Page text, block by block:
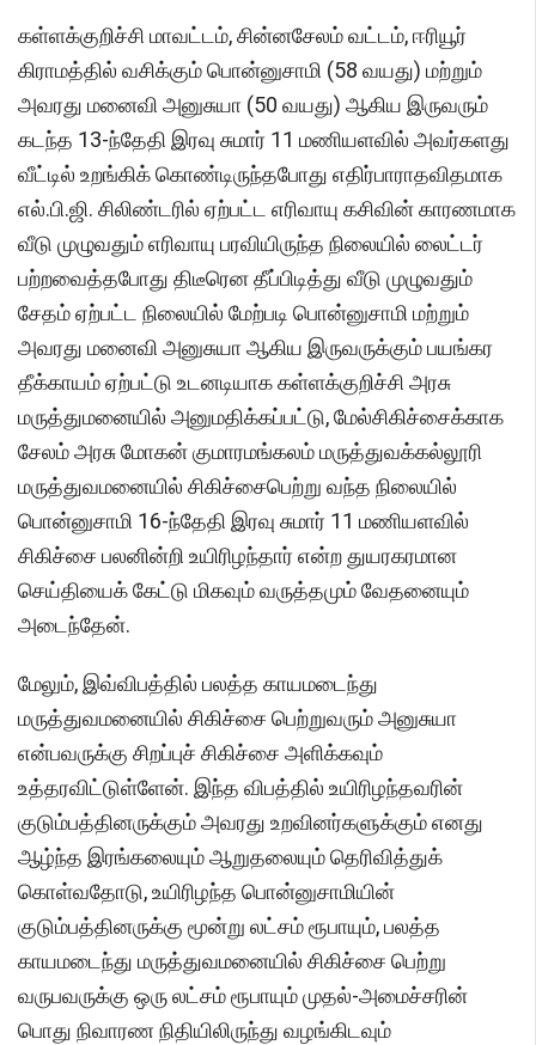
கள்ளக்குறிச்சி மாவட்டம், சின்னசேலம் வட்டம், ஈரியூர்
கிராமத்தில் வசிக்கும் பொன்னுசாமி (58 வயது) மற்றும்
அவரது மனைவி அனுசுயா (50 வயது) ஆகிய இருவரும்
கடந்த 13-ந்தேதி இரவு சுமார் 11 மணியளவில் அவர்களது
வீட்டில் உறங்கிக் கொண்டிருந்தபோது எதிர்பாராதவிதமாக
எல்.பி.ஜி. சிலிண்டரில் ஏற்பட்ட எரிவாயு கசிவின் காரணமாக
வீடு முழுவதும் எரிவாயு பரவியிருந்த நிலையில் லைட்டர்
பற்றவைத்தபோது திடீரென தீப்பிடித்து வீடு முழுவதும்
சேதம் ஏற்பட்ட நிலையில் மேற்படி பொன்னுசாமி மற்றும்
அவரது மனைவி அனுசுயா ஆகிய இருவருக்கும் பயங்கர
தீக்காயம் ஏற்பட்டு உடனடியாக கள்ளக்குறிச்சி அரசு
மருத்துமனையில் அனுமதிக்கப்பட்டு, மேல்சிகிச்சைக்காக
சேலம் அரசு மோகன் குமாரமங்கலம் மருத்துவக்கல்லூரி
மருத்துவமனையில் சிகிச்சைபெற்று வந்த நிலையில்
பொன்னுசாமி 16-ந்தேதி இரவு சுமார் 11 மணியளவில்
சிகிச்சை பலனின்றி உயிரிழந்தார் என்ற துயரகரமான
செய்தியைக் கேட்டு மிகவும் வருத்தமும் வேதனையும்
அடைந்தேன்.
மேலும், இவ்விபத்தில் பலத்த காயமடைந்து
மருத்துவமனையில் சிகிச்சை பெற்றுவரும் அனுசுயா
என்பவருக்கு சிறப்புச் சிகிச்சை அளிக்கவும்
உத்தரவிட்டுள்ளேன். இந்த விபத்தில் உயிரிழந்தவரின்
குடும்பத்தினருக்கும் அவரது உறவினர்களுக்கும் எனது
ஆழ்ந்த இரங்கலையும் ஆறுதலையும் தெரிவித்துக்
கொள்வதோடு, உயிரிழந்த பொன்னுசாமியின்
குடும்பத்தினருக்கு மூன்று லட்சம் ரூபாயும், பலத்த
காயமடைந்து மருத்துவமனையில் சிகிச்சை பெற்று
வருபவருக்கு ஒரு லட்சம் ரூபாயும் முதல்-அமைச்சரின்
பொது நிவாரண நிதியிலிருந்து வழங்கிடவும்